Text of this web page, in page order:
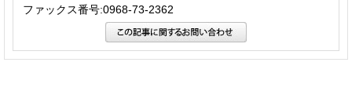
ファックス番号:0968-73-2362